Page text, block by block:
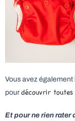
Vous avez
pour découvrir toutes
Et pour ne rien rater